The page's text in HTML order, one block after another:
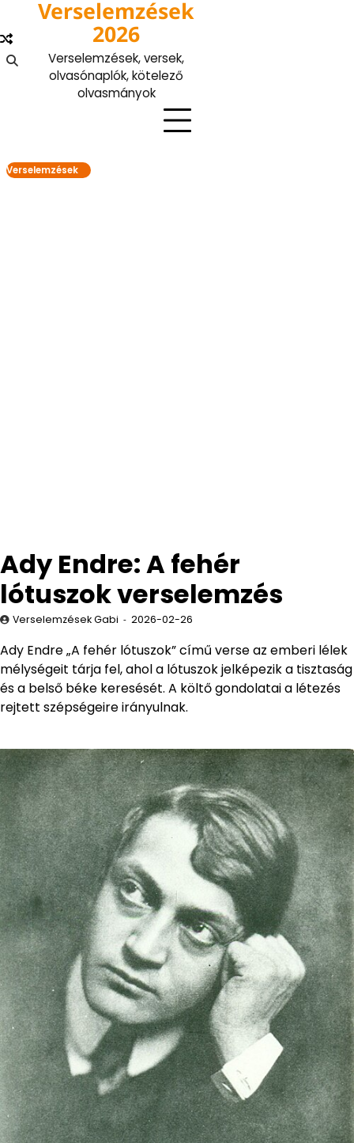
content
Verselemzések
2026
Verselemzések, versek,
olvasónaplók, kötelező
olvasmányok
Verselemzések
Ady Endre: A fehér
lótuszok verselemzés
Verselemzések Gabi 2026-02-26
Ady Endre „A fehér lótuszok” című verse az emberi lélek
mélységeit tárja fel, ahol a lótuszok jelképezik a tisztaság
és a belső béke keresését. A költő gondolatai a létezés
rejtett szépségeire irányulnak.